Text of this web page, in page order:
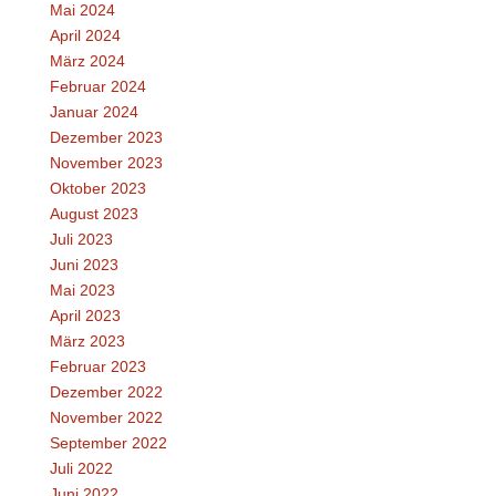
Mai 2024
April 2024
März 2024
Februar 2024
Januar 2024
Dezember 2023
November 2023
Oktober 2023
August 2023
Juli 2023
Juni 2023
Mai 2023
April 2023
März 2023
Februar 2023
Dezember 2022
November 2022
September 2022
Juli 2022